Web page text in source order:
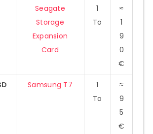
de transfert comparatifs
installer et configurer un
externe sur Xbox Series S
Seagate
Storage
Expansion
Card
1
To
≈
1
9
0
€
Samsung T7
1
To
≈
9
5
€